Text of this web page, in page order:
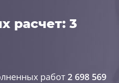
расчет: 3
работ 2 698 569